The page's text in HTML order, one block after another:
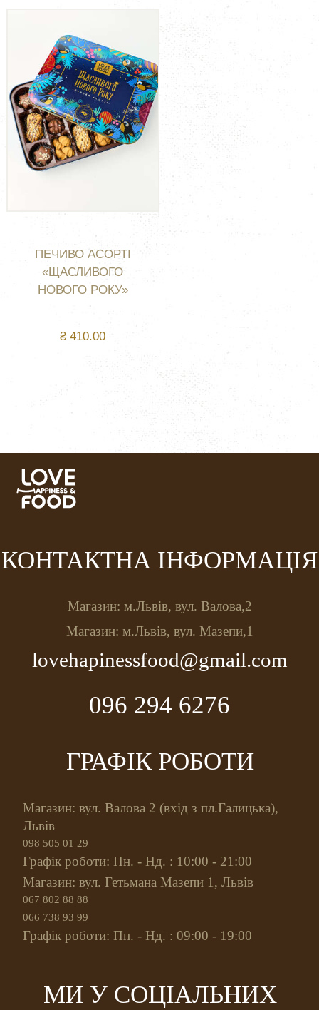
ПЕЧИВО АСОРТІ
«ЩАСЛИВОГО
НОВОГО РОКУ»
₴410.00
КОНТАКТНА ІНФОРМАЦІЯ
Магазин: м.Львів, вул. Валова,2
Магазин: м.Львів, вул. Мазепи,1
lovehapinessfood@gmail.com
096 294 6276
ГРАФІК РОБОТИ
Магазин: вул. Валова 2 (вхід з пл.Галицька),
Львів
098 505 01 29
Графік роботи: Пн. - Нд. : 10:00 - 21:00
Магазин: вул. Гетьмана Мазепи 1, Львів
067 802 88 88
066 738 93 99
Графік роботи: Пн. - Нд. : 09:00 - 19:00
МИ У СОЦІАЛЬНИХ